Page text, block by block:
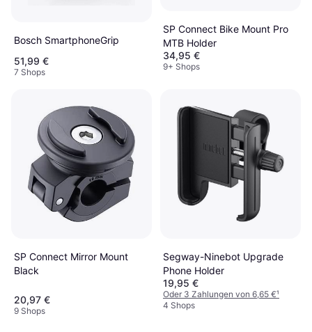
Bosch SmartphoneGrip
51,99 €
7 Shops
SP Connect Bike Mount Pro
MTB Holder
34,95 €
9+ Shops
SP Connect Mirror Mount
Black
20,97 €
9 Shops
Segway-Ninebot Upgrade
Phone Holder
19,95 €
Oder 3 Zahlungen von 6,65 €¹
4 Shops